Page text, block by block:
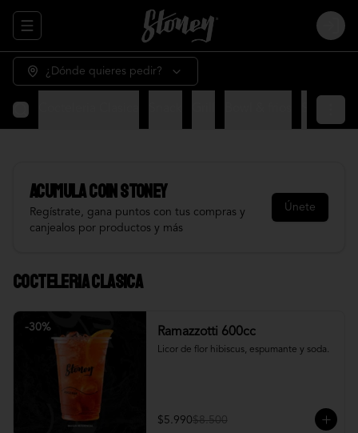
Abrir menu de navegación Login
¿Dónde quieres pedir?
AcumulaCOIN STONEY
Regístrate, gana puntos con tus compras y
canjealos por productos y más
Únete
Cocteleria Clasica
-30% Ramazzotti 600cc
Licor de flor hibiscus, espumante y soda.
$5.990$8.500